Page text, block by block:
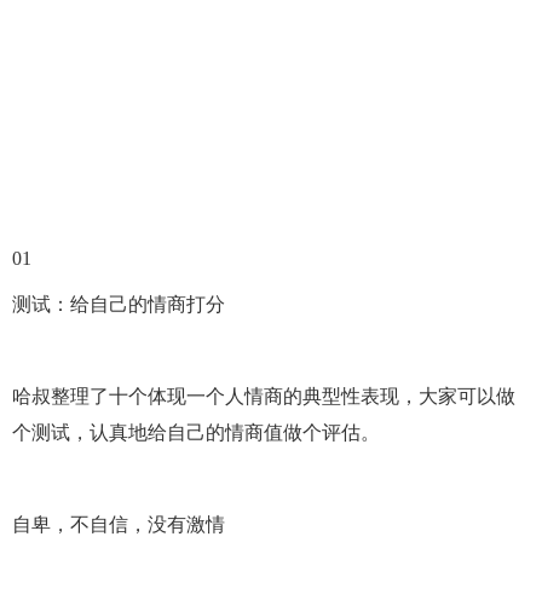
01
测试：给自己的情商打分
哈叔整理了十个体现一个人情商的典型性表现，大家可以做
个测试，认真地给自己的情商值做个评估。
自卑，不自信，没有激情